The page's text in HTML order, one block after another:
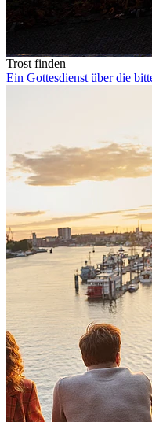
Trost finden
Ein Gottesdienst über die